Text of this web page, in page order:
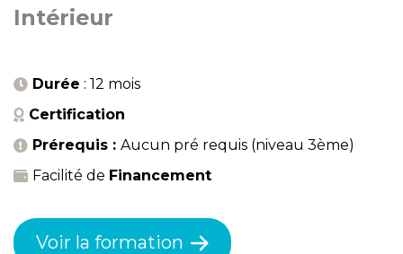
Intérieur
Durée : 12 mois
Certification
Prérequis : Aucun pré requis (niveau 3ème)
Facilité de Financement
Voir la formation